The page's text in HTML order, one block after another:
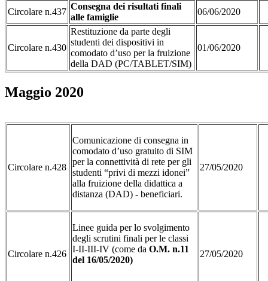
Circolare n.437
Consegna dei risultati finali
alle famiglie
06/06/2020
Circolare n.430
Restituzione da parte degli
studenti dei dispositivi in
comodato d’uso per la fruizione
della DAD (PC/TABLET/SIM)
01/06/2020
Maggio 2020
Circolare n.428
Comunicazione di consegna in
comodato d’uso gratuito di SIM
per la connettività di rete per gli
studenti “privi di mezzi idonei”
alla fruizione della didattica a
distanza (DAD) - beneficiari.
27/05/2020
Circolare n.426
Linee guida per lo svolgimento
degli scrutini finali per le classi
I-II-III-IV (come da O.M. n.11
del 16/05/2020)
27/05/2020